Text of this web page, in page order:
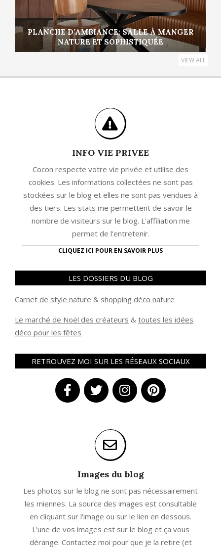
PLANCHE D’AMBIANCE: SALLE À MANGER
NATURE ET SOPHISTIQUÉE
VIEW ALL
INFO VIE PRIVEE
Cocon respecte votre vie privée et utilise des
cookies. Les informations collectées ne sont pas
stockées sur le blog et elles ne sont pas vendues à
des tiers. Les stats me permettent de savoir le
nombre de visiteurs sur le blog. L'affiliation me
permet de l'entretenir.
CLIQUEZ ICI POUR EN SAVOIR PLUS
LES DOSSIERS DU BLOG
Carnet de style nature & shopping déco nature
Le marché de Noël des créateurs & toutes les idées
déco pour les fêtes
RETROUVEZ MOI SUR LES RÉSEAUX SOCIAUX
Images du blog
Les photos sur le blog ne sont pas nécessairement
les miennes. La source des images est consultable
en cliquant sur l'image ou sur le lien en dessous.
L'une de vos images est sur le blog et ça vous
dérange. Contactez moi pour que je la retire (et